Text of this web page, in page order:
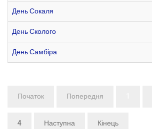
День Сокаля
День Сколого
День Самбіра
Початок Попередня
4 Наступна Кінець